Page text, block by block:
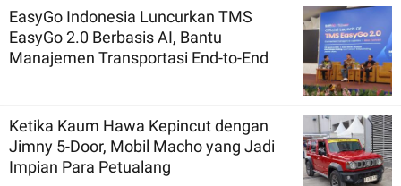
EasyGo Indonesia Luncurkan TMS
EasyGo 2.0 Berbasis AI, Bantu
Manajemen Transportasi End-to-End
Ketika Kaum Hawa Kepincut dengan
Jimny 5-Door, Mobil Macho yang Jadi
Impian Para Petualang